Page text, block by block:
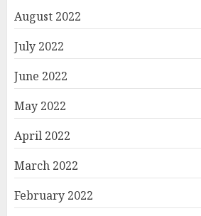
August 2022
July 2022
June 2022
May 2022
April 2022
March 2022
February 2022